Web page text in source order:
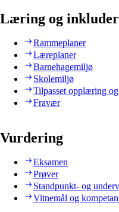
Læring og
Rammeplaner
Læreplaner
Barnehagemiljø
Skolemiljø
Tilpasset opplæring
Fravær
Vurdering
Eksamen
Prøver
Standpunkt- og
Vitnemål og